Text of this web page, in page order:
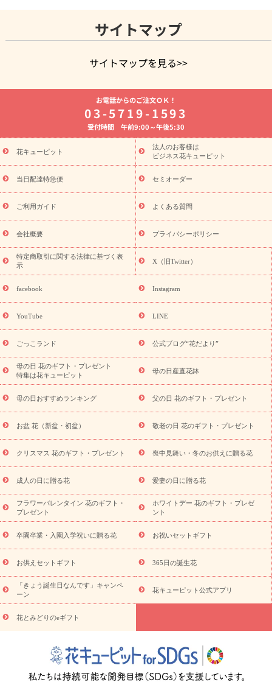
サイトマップ
サイトマップを見る>>
よく贈られる花
お祝いの花特集
誕生日フラワーギフト特集
8月の誕生花(トルコキキョウ)
開店・開業祝い
お供え・お悔やみ お供え・お悔やみの花
通夜・葬儀に贈る花 胡蝶蘭・花鉢
ーブドフラワー
季節のイベント
ひまわり ギフト・プレゼント
特集
お盆 花（新盆・初盆） 季節のイベント
お盆 花（新
盆・初盆）
お盆 花（新盆・初盆）
お盆・お供え 花とセットギ
フト
お盆・お供え プリザーブドフラワー
ひまわり ギフト・プ
レゼント特集
夏の花贈り・お中元・暑中見舞い 花のギフト特集
敬老の日におくる花ギフト・プレゼント特集
花ギフト・プレゼント特集
敬老の日 花のおすすめランキング
敬
老の日 花鉢植えのギフト・プレゼント特集
敬老の日 花とセットギ
フト・プレゼント特集
敬老の日の花 全てのギフト一覧
キャン
ペーン
映画『ウォーターガーディアンズ』コラボキャンペーン
「きょう誕生日なんです」キャンペーン
誕生日の花を探す
誕生日フラワーギフト 誕生日フラワーギフト特集
(トルコキキョウ)
9月の誕生花(リンドウ)
ら探す
お祝いの花特集 当日配達特急便 お祝い商品一覧
念日
結婚祝い 出産祝い 退院祝い・快気祝い
寿祝い
プチギフト ペットのお祝いフラワー
供え・お悔やみ商品一覧
お供え・お悔やみの花
四十九日法要以
お供え プリザーブドフラワー
ペットのお供えフラワー
お盆（新
盆・初盆）
その他 お祝い返し お見舞い
お取り寄せギフト
ビジネス用
ご自宅用 観葉植物 ミディ胡蝶蘭
プリザーブ
ドフラワー
スタイルから探す アレンジメント 花束
スタ
ンド花
お祝い お供え・お悔やみ 胡蝶蘭 胡蝶蘭・花鉢
ディ胡蝶蘭・お祝い
ミディ胡蝶蘭・お供え
世界初の青色胡蝶蘭
観葉植物
観葉植物 産直多肉植物
プリザーブドフラワー
お祝い
お供え・お悔やみ 花とセットギフト
セミオーダー
プチギフト（hanamore -ハナモア-）
花とみどりのeギフト
キューピットのeGfit
カラー ピンク イエローオレンジ
レッ
ド
お花の種類 トルコキキョウ
お祝い お祝い・3000円～ お祝い・4000円～
お祝い・
5000円～
お祝い・7000円～ お祝い・ 10000円～
お供え・お
悔やみ
円～
お供え・お悔やみ・
読み物
いのマナー
定年退職祝いのマナー
お祝いを贈るときのマナー・
花キューピットのお祝いコラム一覧
誕生日のお花を「色
彩心理学」で選ぶ方法
結婚祝いの予算相場 出産祝いお役立ち情
お電話からのご注文ＯＫ！
03-5719-1593
受付時間 午前9:00～午後5:30
花キューピット
法人のお客様は
ビジネス花キューピット
当日配達特急便 セミオーダー
ご利用ガイド よくある質問
会社概要 プライバシーポリシー
特定商取引に関する法律に基づく表
示
X（旧Twitter）
facebook Instagram
YouTube LINE
ごっこランド 公式ブログ“花だより”
母の日 花のギフト・プレゼント
特集は花キューピット
母の日産直花鉢
母の日おすすめランキング 父の日 花のギフト・プレゼント
お盆 花（新盆・初盆） 敬老の日 花のギフト・プレゼント
クリスマス 花のギフト・プレゼント 喪中見舞い・冬のお供えに贈る花
成人の日に贈る花 愛妻の日に贈る花
フラワーバレンタイン 花のギフト・
プレゼント
ホワイトデー 花のギフト・プレゼ
ント
卒園卒業・入園入学祝いに贈る花 お祝いセットギフト
お供えセットギフト 365日の誕生花
「きょう誕生日なんです」キャンペ
ーン
花キューピット公式アプリ
花とみどりのeギフト